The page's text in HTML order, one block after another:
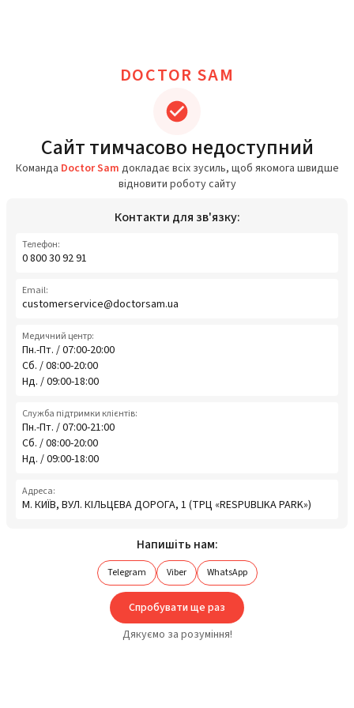
DOCTOR SAM
Сайт тимчасово недоступний
Команда Doctor Sam докладає всіх зусиль, щоб якомога швидше
відновити роботу сайту
Контакти для зв'язку:
Телефон:
0 800 30 92 91
Email:
customerservice@doctorsam.ua
Медичний центр:
Пн.-Пт. / 07:00-20:00
Сб. / 08:00-20:00
Нд. / 09:00-18:00
Служба підтримки клієнтів:
Пн.-Пт. / 07:00-21:00
Сб. / 08:00-20:00
Нд. / 09:00-18:00
Адреса:
М. КИЇВ, ВУЛ. КІЛЬЦЕВА ДОРОГА, 1 (ТРЦ «RESPUBLIKA PARK»)
Напишіть нам:
Telegram Viber WhatsApp
Спробувати ще раз
Дякуємо за розуміння!